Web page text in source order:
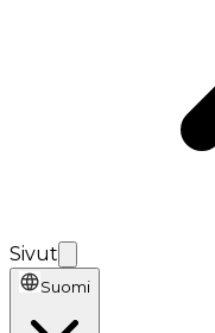
Sivut
Suomi